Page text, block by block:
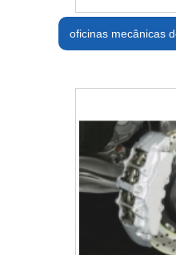
oficinas mecânicas